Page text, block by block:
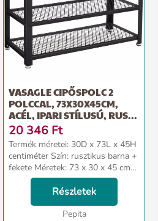
VASAGLE CIPŐSPOLC 2
POLCCAL, 73X30X45CM,
ACÉL, IPARI STÍLUSÚ, RUS...
20 346 Ft
Termék méretei: 30D x 73L x 45H
centiméter Szín: rusztikus barna +
fekete Méretek: 73 x 30 x 45 cm
Ötvözött acél bútorfelület
Anyaga: Forgácslemez, acél Keret
anyaga Acélötvözet Rusztikus
Részletek
Pepita